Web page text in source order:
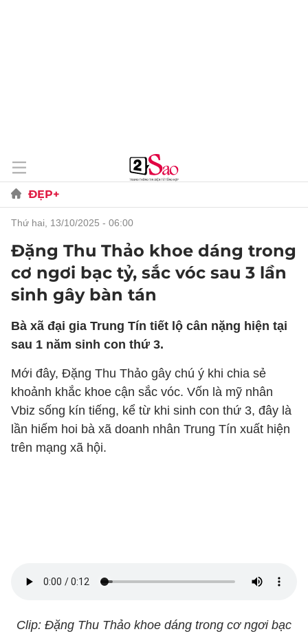
ĐẸP+
thứ hai, 13/10/2025 - 06:00
Đặng Thu Thảo khoe dáng trong
cơ ngơi bạc tỷ, sắc vóc sau 3 lần
sinh gây bàn tán
Bà xã đại gia Trung Tín tiết lộ cân nặng hiện tại
sau 1 năm sinh con thứ 3.
Mới đây, Đặng Thu Thảo gây chú ý khi chia sẻ
khoảnh khắc khoe cận sắc vóc. Vốn là mỹ nhân
Vbiz sống kín tiếng, kể từ khi sinh con thứ 3, đây là
lần hiếm hoi bà xã doanh nhân Trung Tín xuất hiện
trên mạng xã hội.
Clip: Đặng Thu Thảo khoe dáng trong cơ ngơi bạc